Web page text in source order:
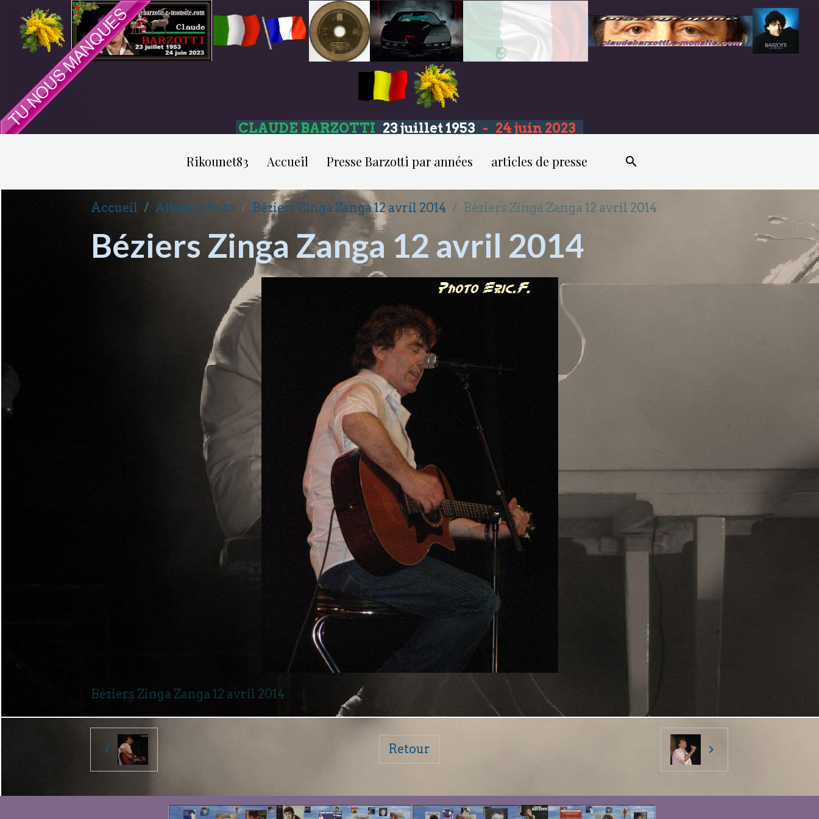
CLAUDE BARZOTTI 23 juillet 1953 - 24 juin 2023
Rikounet83 Accueil Presse Barzotti par années articles de presse
Accueil Album photo Béziers Zinga Zanga 12 avril 2014 Béziers Zinga Zanga 12 avril 2014
Béziers Zinga Zanga 12 avril 2014
Béziers Zinga Zanga 12 avril 2014
Retour